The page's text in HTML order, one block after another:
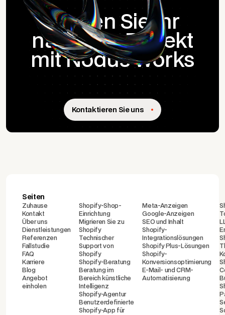
Starten Sie Ihr
nächstes Projekt
mit Nodus Works
Kontaktieren Sie uns
Seiten
Zuhause
Kontakt
Über uns
Dienstleistungen
Referenzen
Fallstudie
FAQ
Karriere
Blog
Angebot
einholen
Shopify-Shop-
Einrichtung
Migrieren Sie zu
Shopify
Technischer
Support von
Shopify
Shopify-Beratung
Beratung im
Bereich künstliche
Intelligenz
Shopify-Agentur
Benutzerdefinierte
Shopify-App für
Meta-Anzeigen
Google-Anzeigen
SEO und Inhalt
Shopify-
Integrationslösungen
Shopify Plus-Lösungen
Shopify-
Konversionsoptimierung
E-Mail- und CRM-
Automatisierung